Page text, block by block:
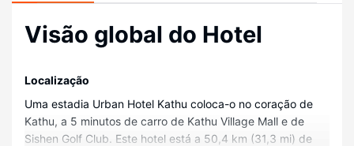
Visão global do Hotel
Localização
Uma estadia Urban Hotel Kathu coloca-o no coração de
Kathu, a 5 minutos de carro de Kathu Village Mall e de
Sishen Golf Club. Este hotel está a 50,4 km (31,3 mi) de